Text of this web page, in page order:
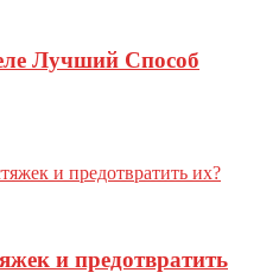
Лучший Способ
и предотвратить